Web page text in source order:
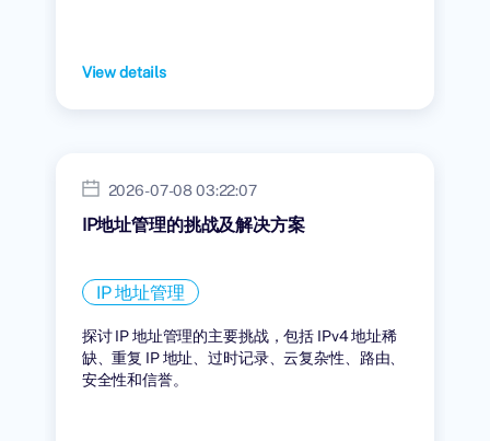
View details
2026-07-08 03:22:07
IP地址管理的挑战及解决方案
IP 地址管理
探讨 IP 地址管理的主要挑战，包括 IPv4 地址稀
缺、重复 IP 地址、过时记录、云复杂性、路由、
安全性和信誉。